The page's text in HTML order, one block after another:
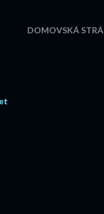
DOMOVSKÁ